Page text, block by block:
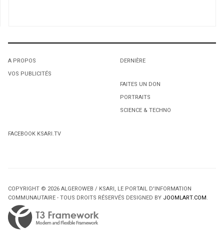
L'octroi accidentel du Gant Court.
2
Protection de la jeunesse: «Il faut débarquer dans les
L'octroi accidentel du Gant Court.
2
Protection de la jeunesse: «Il faut débarquer dans les
A PROPOS
VOS PUBLICITÉS
DERNIÈRE
FAITES UN DON
PORTRAITS
SCIENCE & TECHNO
FACEBOOK KSARI.TV
COPYRIGHT © 2026 ALGEROWEB / KSARI, LE PORTAIL D'INFORMATION
COMMUNAUTAIRE - TOUS DROITS RÉSERVÉS DESIGNED BY JOOMLART.COM.